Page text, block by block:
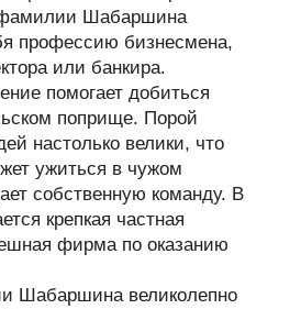
Шабаршина
профессию бизнесмена,
или банкира.
помогает добиться
поприще. Порой
настолько велики, что
ужиться в чужом
собственную команду. В
крепкая частная
фирма по оказанию
Шабаршина великолепно